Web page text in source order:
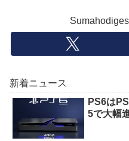
新着ニュース
PS6は
5で大幅